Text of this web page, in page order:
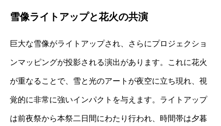
雪像ライトアップと花火の共演
巨大な雪像がライトアップされ、さらにプロジェクショ
ンマッピングが投影される演出があります。これに花火
が重なることで、雪と光のアートが夜空に立ち現れ、視
覚的に非常に強いインパクトを与えます。ライトアップ
は前夜祭から本祭二日間にわたり行われ、時間帯は夕暮